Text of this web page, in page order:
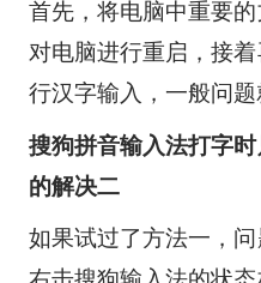
首先，将电脑中重要
对电脑进行重启，接
行汉字输入，一般问题
搜狗拼音输入法打字
的解决二
如果试过了方法一，